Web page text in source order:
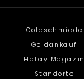
Goldschmiede
Goldankauf
Hatay Magazin
Standorte